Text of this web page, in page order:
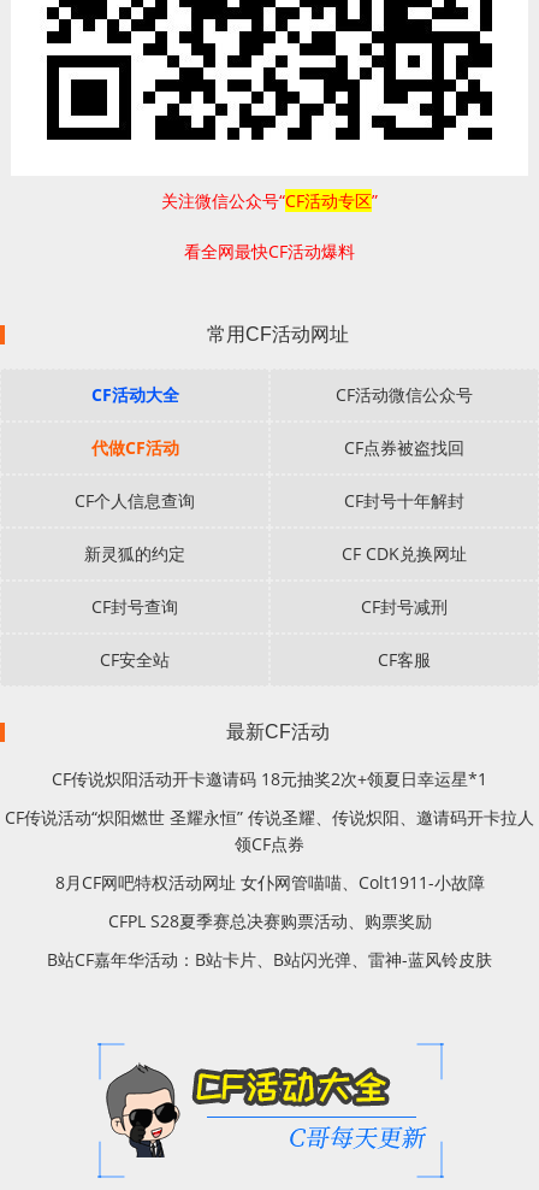
关注微信公众号“CF活动专区”
看全网最快CF活动爆料
常用CF活动网址
CF活动大全 CF活动微信公众号
代做CF活动 CF点券被盗找回
CF个人信息查询 CF封号十年解封
新灵狐的约定 CF CDK兑换网址
CF封号查询 CF封号减刑
CF安全站 CF客服
最新CF活动
CF传说炽阳活动开卡邀请码 18元抽奖2次+领夏日幸运星*1
CF传说活动“炽阳燃世 圣耀永恒” 传说圣耀、传说炽阳、邀请码开卡拉人
领CF点券
8月CF网吧特权活动网址 女仆网管喵喵、Colt1911-小故障
CFPL S28夏季赛总决赛购票活动、购票奖励
B站CF嘉年华活动：B站卡片、B站闪光弹、雷神-蓝风铃皮肤